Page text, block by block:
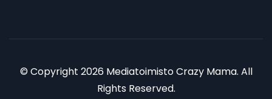
© Copyright 2026 Mediatoimisto Crazy Mama. All
Rights Reserved.